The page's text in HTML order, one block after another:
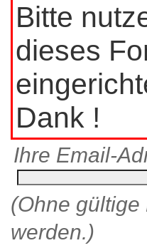
Bitte
dieses
Dank !
Ihre Email-
(Ohne
werden.)